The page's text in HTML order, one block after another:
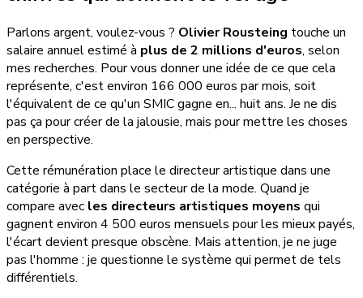
Parlons argent, voulez-vous ? Olivier Rousteing touche un
salaire annuel estimé à plus de 2 millions d'euros, selon
mes recherches. Pour vous donner une idée de ce que cela
représente, c'est environ 166 000 euros par mois, soit
l'équivalent de ce qu'un SMIC gagne en... huit ans. Je ne dis
pas ça pour créer de la jalousie, mais pour mettre les choses
en perspective.
Cette rémunération place le directeur artistique dans une
catégorie à part dans le secteur de la mode. Quand je
compare avec les directeurs artistiques moyens qui
gagnent environ 4 500 euros mensuels pour les mieux payés,
l'écart devient presque obscène. Mais attention, je ne juge
pas l'homme : je questionne le système qui permet de tels
différentiels.